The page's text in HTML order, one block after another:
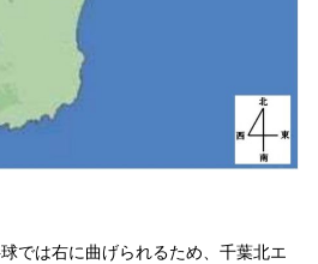
では右に曲げられるため、千葉北エ